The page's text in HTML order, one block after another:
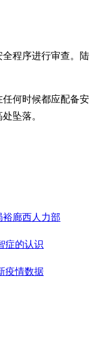
程序进行审查。陆
何时候都应配备安
坠落。
裕廊西人力部
症的认识
疫情数据